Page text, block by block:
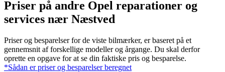
Priser på andre Opel reparationer og
services nær Næstved
Priser og besparelser for de viste bilmærker, er baseret på et
gennemsnit af forskellige modeller og årgange. Du skal derfor
oprette en opgave for at se din faktiske pris og besparelse.
*Sådan er priser og besparelser beregnet